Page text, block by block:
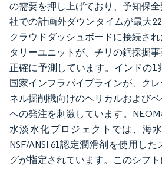
の需要を押し上げており、予知保
社での計画外ダウンタイムが最大
クラウドダッシュボードに接続さ
タリーユニットが、チリの銅採掘
正確に予測しています。インドの1
国家インフラパイプラインが、ク
ネル掘削機向けのヘリカルおよび
への発注を刺激しています。
水淡水化プロジェクトでは、海
NSF/ANSI 61認定潤滑剤を使用し
グが指定されています。このシフ